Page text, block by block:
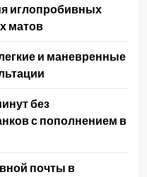
иглопробивных
матов
и маневренные
без
с пополнением в
почты в